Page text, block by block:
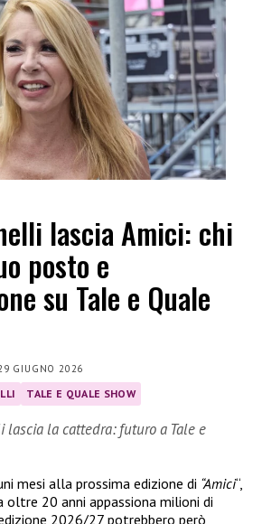
lascia Amici: chi
posto e
su Tale e Quale
GIUGNO 2026
TALE E QUALE SHOW
lascia la cattedra: futuro a Tale e
mesi alla prossima edizione di “Amici“,
20 anni appassiona milioni di
2026/27 potrebbero però